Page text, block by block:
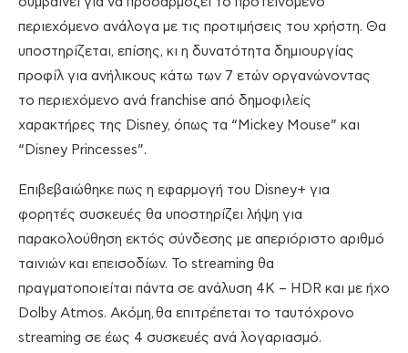
περιεχόμενο ανάλογα με τις προτιμήσεις του χρήστη. Θα
υποστηρίζεται, επίσης, κι η δυνατότητα δημιουργίας
προφίλ για ανήλικους κάτω των 7 ετών οργανώνοντας
το περιεχόμενο ανά franchise από δημοφιλείς
χαρακτήρες της Disney, όπως τα “Mickey Mouse” και
“Disney Princesses”.
Επιβεβαιώθηκε πως η εφαρμογή του Disney+ για
φορητές συσκευές θα υποστηρίζει λήψη για
παρακολούθηση εκτός σύνδεσης με απεριόριστο αριθμό
ταινιών και επεισοδίων. Το streaming θα
πραγματοποιείται πάντα σε ανάλυση 4K – HDR και με ήχο
Dolby Atmos. Ακόμη, θα επιτρέπεται το ταυτόχρονο
streaming σε έως 4 συσκευές ανά λογαριασμό.